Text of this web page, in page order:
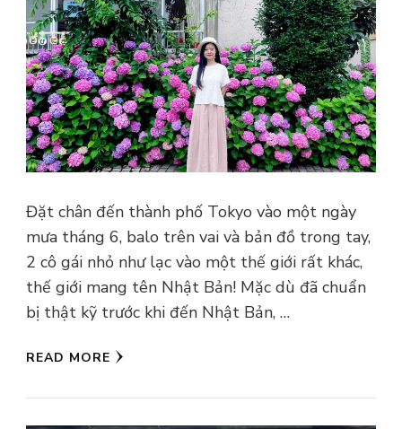
Đặt chân đến thành phố Tokyo vào một ngày
mưa tháng 6, balo trên vai và bản đồ trong tay,
2 cô gái nhỏ như lạc vào một thế giới rất khác,
thế giới mang tên Nhật Bản! Mặc dù đã chuẩn
bị thật kỹ trước khi đến Nhật Bản, …
READ MORE